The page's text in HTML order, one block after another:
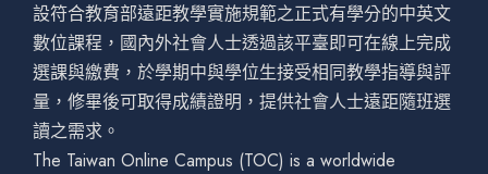
設符合教育部遠距教學實施規範之正式有學分的中英文
數位課程，國內外社會人士透過該平臺即可在線上完成
選課與繳費，於學期中與學位生接受相同教學指導與評
量，修畢後可取得成績證明，提供社會人士遠距隨班選
讀之需求。
The Taiwan Online Campus (TOC) is a worldwide